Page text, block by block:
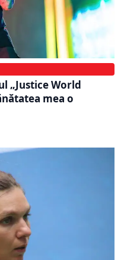
„Justice World
mea o